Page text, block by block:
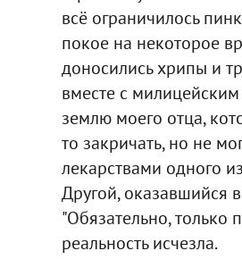
всё ограничилось
покое на некоторое
доносились хрипы и
вместе с
землю моего отца,
то закричать, но не
лекарствами одного
Другой, оказавшийся
"Обязательно, только
реальность исчезла.